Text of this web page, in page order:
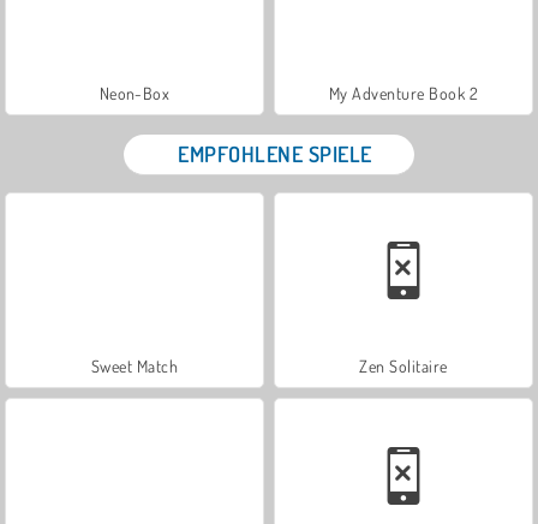
Neon-Box My Adventure Book 2
EMPFOHLENE SPIELE
Sweet Match Zen Solitaire